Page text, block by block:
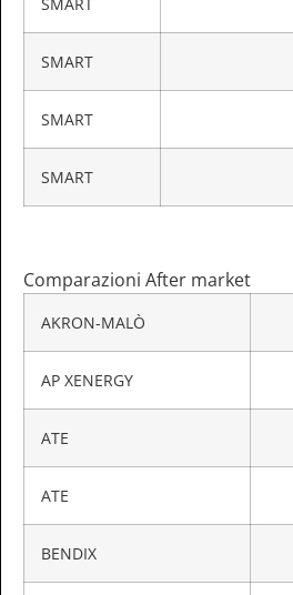
SMART
SMART
SMART
SMART
Comparazioni After market
AKRON-MALÒ
AP XENERGY
ATE
ATE
BENDIX